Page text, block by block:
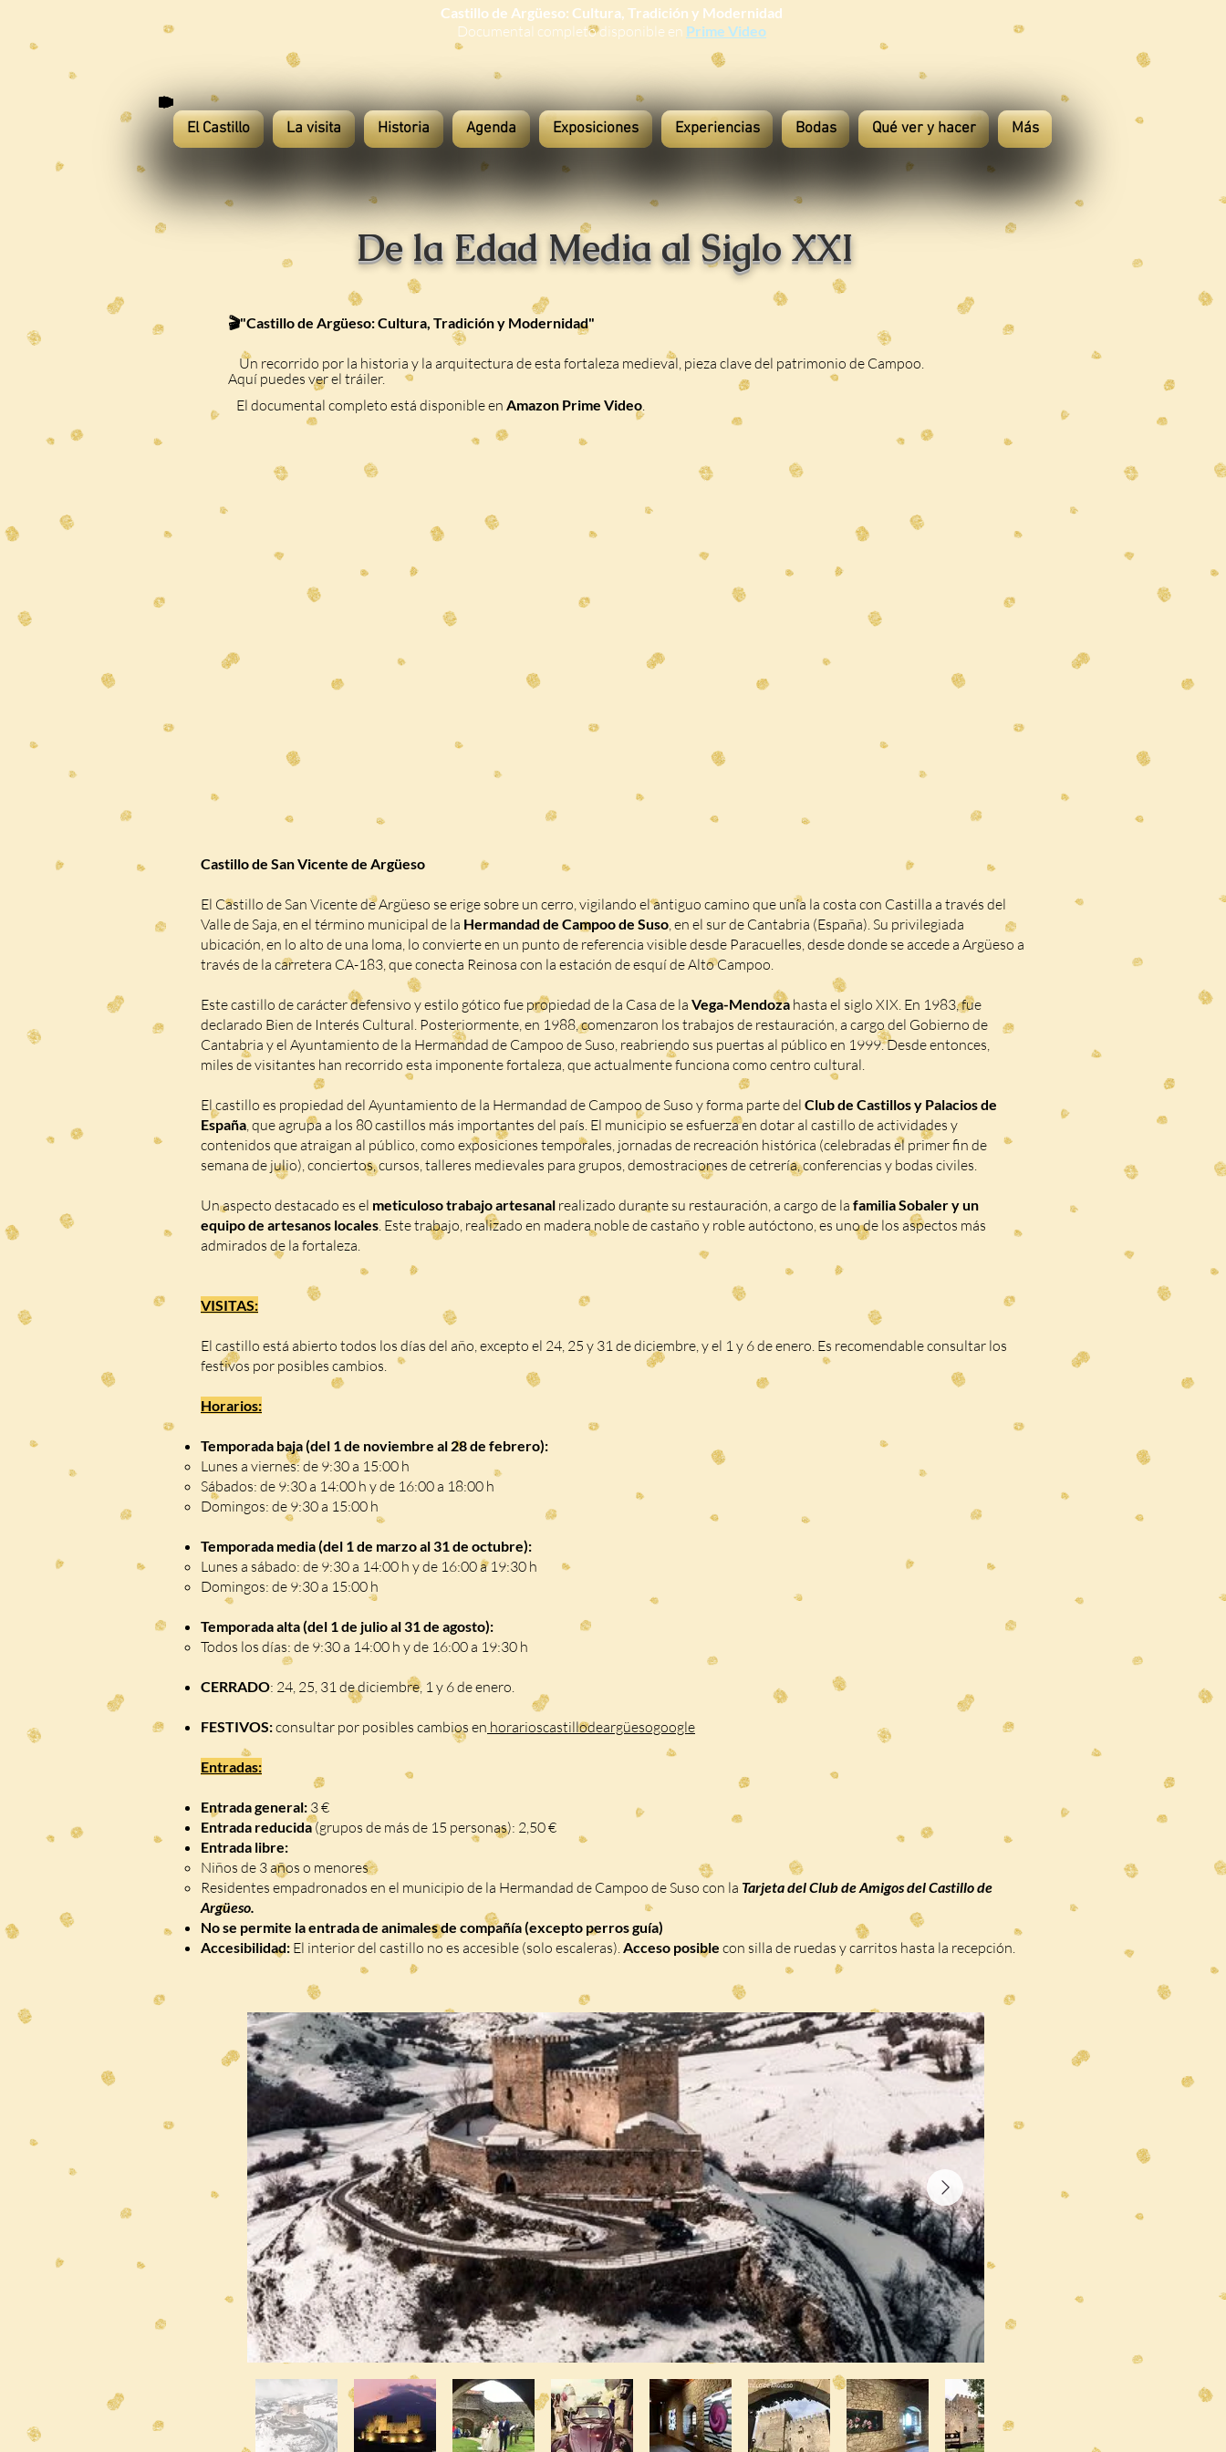
Castillo de Argüeso: Cultura, Tradición y Modernidad
Documental completo disponible en Prime Video
El Castillo La visita Historia Agenda Exposiciones Experiencias Bodas Qué ver y hacer Más
De la Edad Media al Siglo XXI
🎬"Castillo de Argüeso: Cultura, Tradición y Modernidad"
Un recorrido por la historia y la arquitectura de esta fortaleza medieval, pieza clave del patrimonio de Campoo.
Aquí puedes ver el tráiler.
El documental completo está disponible en Amazon Prime Video.
Castillo de San Vicente de Argüeso
El Castillo de San Vicente de Argüeso se erige sobre un cerro, vigilando el antiguo camino que unía la costa con Castilla a través del
Valle de Saja, en el término municipal de la Hermandad de Campoo de Suso, en el sur de Cantabria (España). Su privilegiada
ubicación, en lo alto de una loma, lo convierte en un punto de referencia visible desde Paracuelles, desde donde se accede a Argüeso a
través de la carretera CA-183, que conecta Reinosa con la estación de esquí de Alto Campoo.
Este castillo de carácter defensivo y estilo gótico fue propiedad de la Casa de la Vega-Mendoza hasta el siglo XIX. En 1983, fue
declarado Bien de Interés Cultural. Posteriormente, en 1988, comenzaron los trabajos de restauración, a cargo del Gobierno de
Cantabria y el Ayuntamiento de la Hermandad de Campoo de Suso, reabriendo sus puertas al público en 1999. Desde entonces,
miles de visitantes han recorrido esta imponente fortaleza, que actualmente funciona como centro cultural.
El castillo es propiedad del Ayuntamiento de la Hermandad de Campoo de Suso y forma parte del Club de Castillos y Palacios de
España, que agrupa a los 80 castillos más importantes del país. El municipio se esfuerza en dotar al castillo de actividades y
contenidos que atraigan al público, como exposiciones temporales, jornadas de recreación histórica (celebradas el primer fin de
semana de julio), conciertos, cursos, talleres medievales para grupos, demostraciones de cetrería, conferencias y bodas civiles.
Un aspecto destacado es el meticuloso trabajo artesanal realizado durante su restauración, a cargo de la familia Sobaler y un
equipo de artesanos locales. Este trabajo, realizado en madera noble de castaño y roble autóctono, es uno de los aspectos más
admirados de la fortaleza.
VISITAS:
El castillo está abierto todos los días del año, excepto el 24, 25 y 31 de diciembre, y el 1 y 6 de enero. Es recomendable consultar los
festivos por posibles cambios.
Horarios:
Temporada baja (del 1 de noviembre al 28 de febrero):
Lunes a viernes: de 9:30 a 15:00 h
Sábados: de 9:30 a 14:00 h y de 16:00 a 18:00 h
Domingos: de 9:30 a 15:00 h
Temporada media (del 1 de marzo al 31 de octubre):
Lunes a sábado: de 9:30 a 14:00 h y de 16:00 a 19:30 h
Domingos: de 9:30 a 15:00 h
Temporada alta (del 1 de julio al 31 de agosto):
Todos los días: de 9:30 a 14:00 h y de 16:00 a 19:30 h
CERRADO: 24, 25, 31 de diciembre, 1 y 6 de enero.
FESTIVOS:consultar por posibles cambios en horarioscastillodeargüesogoogle
Entradas:
Entrada general: 3 €
Entrada reducida(grupos de más de 15 personas): 2,50 €
Entrada libre:
Niños de 3 años o menores
Residentes empadronados en el municipio de la Hermandad de Campoo de Suso con la Tarjeta del Club de Amigos del Castillo de
Argüeso.
No se permite la entrada de animales de compañía (excepto perros guía)
Accesibilidad: El interior del castillo no es accesible (solo escaleras).Acceso posible con silla de ruedas y carritos hasta la recepción.